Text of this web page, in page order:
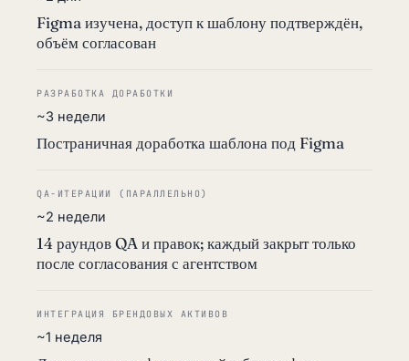
Figma изучена, доступ к шаблону подтверждён,
объём согласован
РАЗРАБОТКА ДОРАБОТКИ
~3 недели
Постраничная доработка шаблона под Figma
QA-ИТЕРАЦИИ (ПАРАЛЛЕЛЬНО)
~2 недели
14 раундов QA и правок; каждый закрыт только
после согласования с агентством
ИНТЕГРАЦИЯ БРЕНДОВЫХ АКТИВОВ
~1 неделя